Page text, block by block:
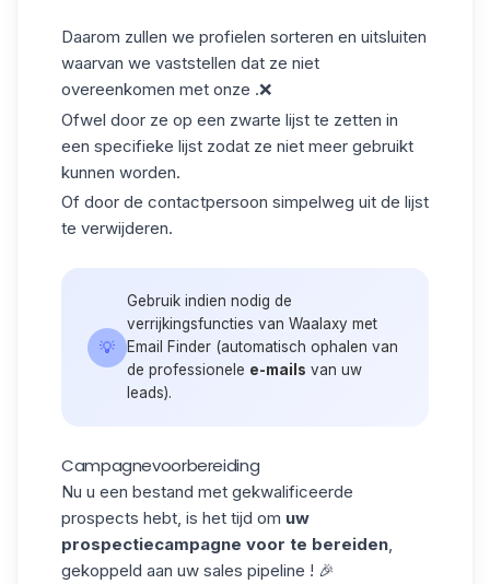
Daarom zullen we profielen sorteren en uitsluiten
waarvan we vaststellen dat ze niet
overeenkomen met onze .❌
Ofwel door ze op een zwarte lijst te zetten in
een specifieke lijst zodat ze niet meer gebruikt
kunnen worden.
Of door de contactpersoon simpelweg uit de lijst
te verwijderen.
💡
Gebruik indien nodig de
verrijkingsfuncties van Waalaxy met
Email Finder (automatisch ophalen van
de professionele e-mails van uw
leads).
Campagnevoorbereiding
Nu u een bestand met gekwalificeerde
prospects hebt, is het tijd om uw
prospectiecampagne voor te bereiden,
gekoppeld aan uw sales pipeline ! 🎉